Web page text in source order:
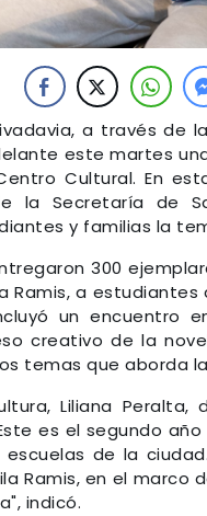
a través de
este martes
Cultural. En
la Secretaría de
y familias la
300
a estudiantes
un encuentro
creativo de la
temas que aborda
Liliana
es el segundo
de la
Ramis, en el
indicó.